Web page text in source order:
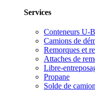
Services
Conteneurs U-
Camions de
Remorques et
Attaches de
Libre-
Propane
Solde de